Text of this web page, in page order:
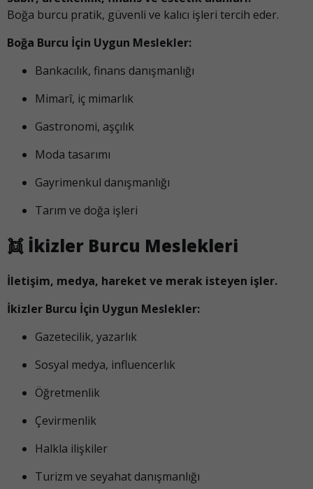
Boğa burcu pratik, güvenli ve kalıcı işleri tercih eder.
Boğa Burcu İçin Uygun Meslekler:
Bankacılık, finans danışmanlığı
Mimarî, iç mimarlık
Gastronomi, aşçılık
Moda tasarımı
Gayrimenkul danışmanlığı
Tarım ve doğa işleri
👯 İkizler Burcu Meslekleri
İletişim, medya, hareket ve merak isteyen işler.
İkizler Burcu İçin Uygun Meslekler:
Gazetecilik, yazarlık
Sosyal medya, influencerlık
Öğretmenlik
Çevirmenlik
Halkla ilişkiler
Turizm ve seyahat danışmanlığı